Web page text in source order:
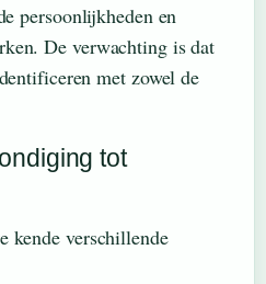
persoonlijkheden en
De verwachting is dat
met zowel de
tot
kende verschillende